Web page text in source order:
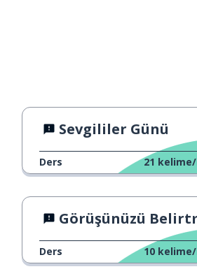
Sevgililer Günü
Ders 21
Görüşünüzü Belirtmenin
Ders 10